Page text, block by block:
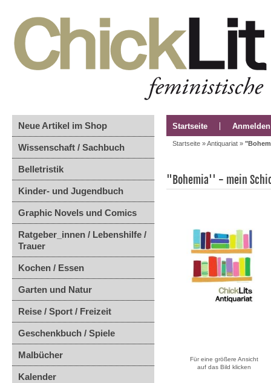
Neue Artikel im Shop
Wissenschaft / Sachbuch
Belletristik
Kinder- und Jugendbuch
Graphic Novels und Comics
Ratgeber_innen / Lebenshilfe /
Trauer
Kochen / Essen
Garten und Natur
Reise / Sport / Freizeit
Geschenkbuch / Spiele
Malbücher
Kalender
Startseite Anmelden
Startseite »Antiquariat »
"Bohemia'' - mein
Für eine größere Ansicht
auf das Bild klicken